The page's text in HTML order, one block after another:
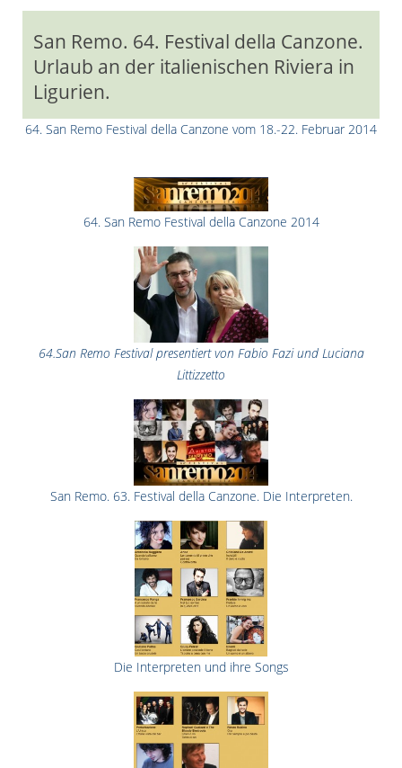
San Remo. 64. Festival della Canzone.
Urlaub an der italienischen Riviera in
Ligurien.
64. San Remo Festival della Canzone vom 18.-22. Februar 2014
64. San Remo Festival della Canzone 2014
64.San Remo Festival presentiert von Fabio Fazi und Luciana
Littizzetto
San Remo. 63. Festival della Canzone. Die Interpreten.
Die Interpreten und ihre Songs